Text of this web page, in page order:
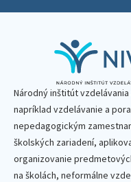
Národný inštitút
napríklad vzdelávanie a
nepedagogickým
školských zariadení,
organizovanie
na školách, neformálne